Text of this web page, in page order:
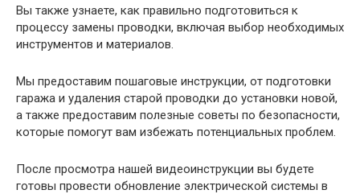
Вы также узнаете, как правильно подготовиться к
процессу замены проводки, включая выбор необходимых
инструментов и материалов.
Мы предоставим пошаговые инструкции, от подготовки
гаража и удаления старой проводки до установки новой,
а также предоставим полезные советы по безопасности,
которые помогут вам избежать потенциальных проблем.
После просмотра нашей видеоинструкции вы будете
готовы провести обновление электрической системы в